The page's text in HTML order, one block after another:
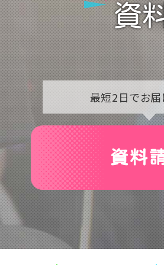
資
最短2日でお届
資料